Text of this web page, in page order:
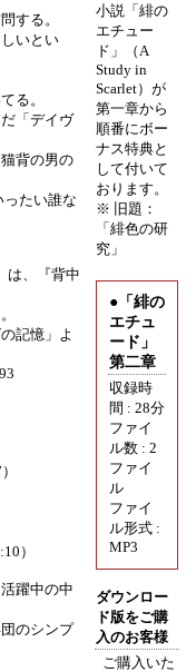
する。
いとい
る。
「デイヴ
背の男の
ったい誰な
は、『背中
記憶」よ
）
躍中の中
のシンプ
小説「緋の
エチュー
ド」（A
Study in
Scarlet）が
第一章から
順番にボー
ナス特典と
して付いて
おります。
※ 旧題：
「緋色の研
究」
●「緋の
エチュ
ード」
第二章
収録時
間 : 28分
ファイ
ル数 : 2
ファイ
ル
ファイ
ル形式 :
MP3
ダウンロー
ド版をご購
入のお客様
ご購入いた